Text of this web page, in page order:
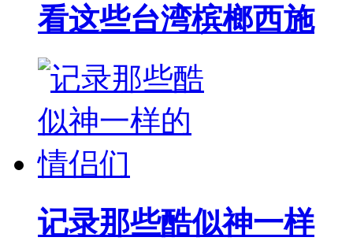
看这些台湾槟榔西施
记录那些酷似神一样